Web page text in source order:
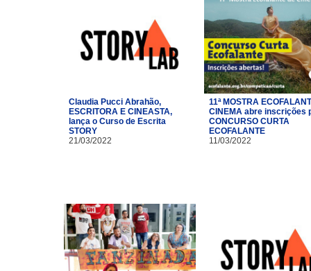
Claudia Pucci Abrahão,
ESCRITORA E CINEASTA,
lança o Curso de Escrita
STORY
21/03/2022
11ª MOSTRA
CINEMA abre inscrições
CONCURSO CURTA
ECOFALANTE
11/03/2022